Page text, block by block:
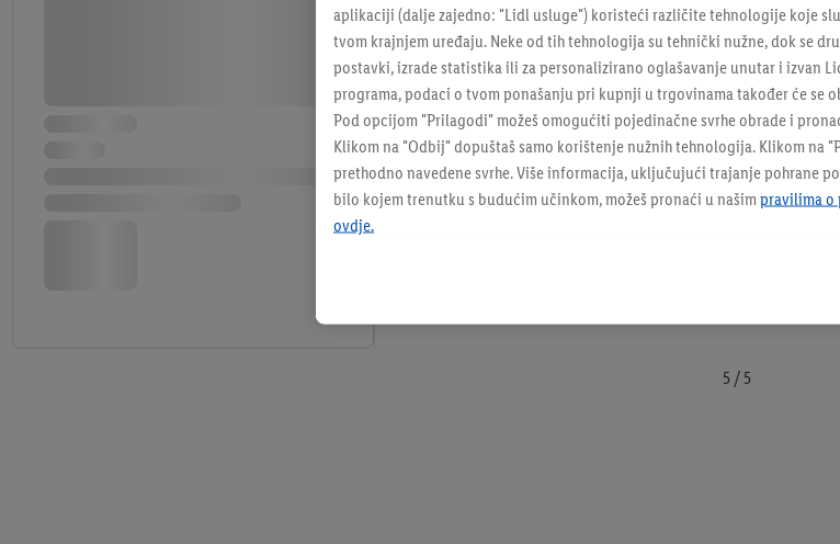
5 / 5
aplikaciji (dalje zajedno: "Lidl usluge") koristeći različite tehnologije koje
tvom krajnjem uređaju. Neke od tih tehnologija su tehnički nužne, dok se
postavki, izrade statistika ili za personalizirano oglašavanje unutar i izvan
programa, podaci o tvom ponašanju pri kupnji u trgovinama također će se
Pod opcijom "Prilagodi" možeš omogućiti pojedinačne svrhe obrade i
Klikom na "Odbij" dopuštaš samo korištenje nužnih tehnologija. Klikom na
prethodno navedene svrhe. Više informacija, uključujući trajanje pohrane
bilo kojem trenutku s budućim učinkom, možeš pronaći u našim pravilima o
ovdje.